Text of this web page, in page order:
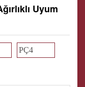
Uyum
PÇ4